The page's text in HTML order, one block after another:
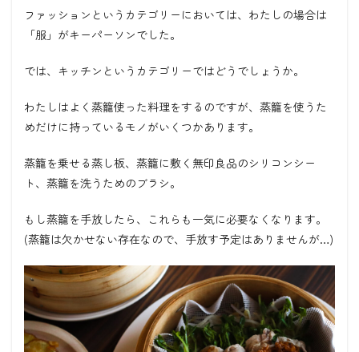
ファッションというカテゴリーにおいては、わたしの場合は
「服」がキーパーソンでした。
では、キッチンというカテゴリーではどうでしょうか。
わたしはよく蒸籠使った料理をするのですが、蒸籠を使うた
めだけに持っているモノがいくつかあります。
蒸籠を乗せる蒸し板、蒸籠に敷く無印良品のシリコンシー
ト、蒸籠を洗うためのブラシ。
もし蒸籠を手放したら、これらも一気に必要なくなります。
(蒸籠は欠かせない存在なので、手放す予定はありませんが…)